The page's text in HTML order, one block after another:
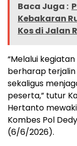
Baca Juga :
Kebakaran
Kos di Jalan
“Melalui
berharap terjalin
sekaligus
peserta,” tutur
Hertanto
Kombes Pol Dedy
(6/6/2026).